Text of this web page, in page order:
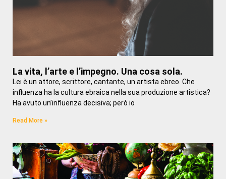
La vita, l’arte e l’impegno. Una cosa sola.
Lei è un attore, scrittore, cantante, un artista ebreo. Che
influenza ha la cultura ebraica nella sua produzione artistica?
Ha avuto un’influenza decisiva; però io
Read More »